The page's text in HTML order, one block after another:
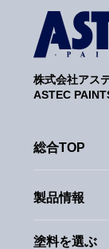
株式会社アス
ASTEC
総合TOP
製品情報
塗料を選ぶ